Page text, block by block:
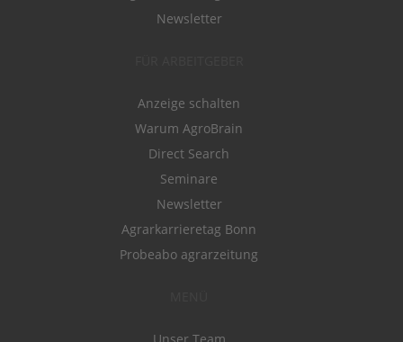
Newsletter
Anzeige schalten
Warum AgroBrain
Direct Search
Seminare
Newsletter
Agrarkarrieretag Bonn
Probeabo agrarzeitung